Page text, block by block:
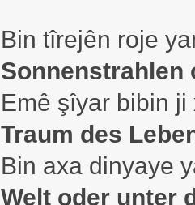
Bin tîrejên roje
Sonnenstrahlen
Emê şîyar bibin
Traum des
Bin axa dinyaye
Welt oder unter